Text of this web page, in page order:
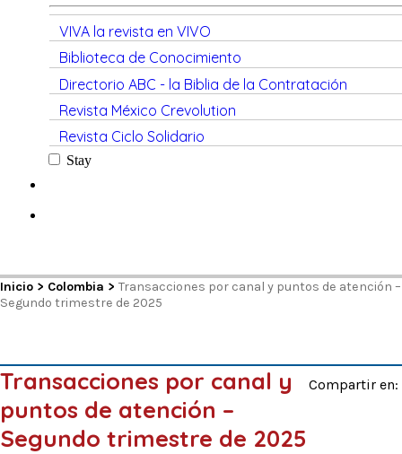
VIVA la revista en VIVO
Biblioteca de Conocimiento
Directorio ABC - la Biblia de la Contratación
Revista México Crevolution
Revista Ciclo Solidario
Stay
Inicio > Colombia > Transacciones por canal y puntos de atención –
Segundo trimestre de 2025
Transacciones por canal y
puntos de atención –
Segundo trimestre de 2025
Compartir en: